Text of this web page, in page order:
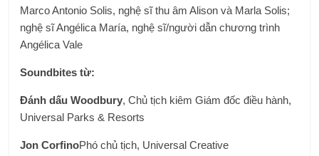
Marco Antonio Solis, nghệ sĩ thu âm Alison và Marla Solis;
nghệ sĩ Angélica María, nghệ sĩ/người dẫn chương trình
Angélica Vale
Soundbites từ:
Đánh dấu Woodbury, Chủ tịch kiêm Giám đốc điều hành,
Universal Parks & Resorts
Jon CorfinoPhó chủ tịch, Universal Creative